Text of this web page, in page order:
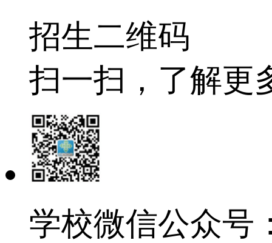
招生二维码
扫一扫，了解更
学校微信公众号